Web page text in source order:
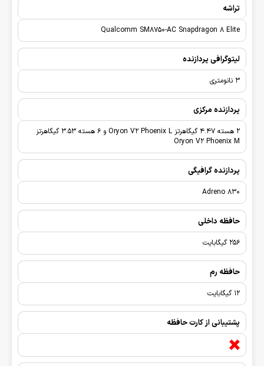
تراشه
Qualcomm SM8750-AC Snapdragon 8 Elite
لیتوگرافی پردازنده
3 نانومتری
پردازنده مرکزی
2 هسته 4.47 گیگاهرتز Oryon V2 Phoenix L و 6 هسته 3.53 گیگاهرتز
Oryon V2 Phoenix M
پردازنده گرافیگی
Adreno 830
حافظه داخلی
256 گیگابایت
حافظه رم
12 گیگابایت
پشتیبانی از کارت حافظه